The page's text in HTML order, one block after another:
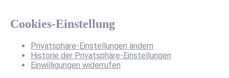
Cookies-Einstellung
Privatsphäre-Einstellungen ändern
Historie der Privatsphäre-Einstellungen
Einwilligungen widerrufen